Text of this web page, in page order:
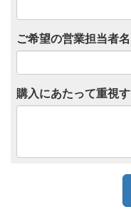
ご希望の営業担当者名
購入にあたって重視